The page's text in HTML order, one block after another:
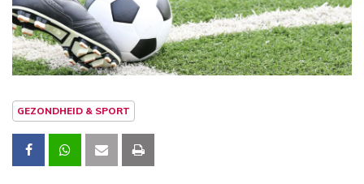
GEZONDHEID & SPORT